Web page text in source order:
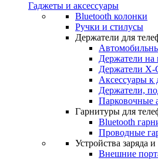
Гаджеты и аксессуары
Bluetooth колонки
Ручки и стилусы
Держатели для
Держатели на
Держатели X-
Аксессуары к
Держатели,
Парковочные
Гарнитуры для
Bluetooth
Проводные
Устройства заряда
Внешние